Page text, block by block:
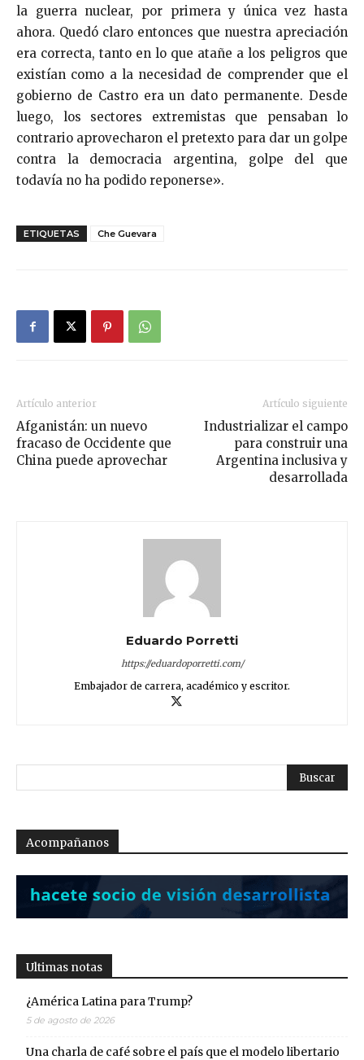
la guerra nuclear, por primera y única vez hasta
ahora. Quedó claro entonces que nuestra apreciación
era correcta, tanto en lo que atañe a los peligros que
existían como a la necesidad de comprender que el
gobierno de Castro era un dato permanente. Desde
luego, los sectores extremistas que pensaban lo
contrario aprovecharon el pretexto para dar un golpe
contra la democracia argentina, golpe del que
todavía no ha podido reponerse».
ETIQUETAS Che Guevara
Artículo anterior
Afganistán: un nuevo
fracaso de Occidente que
China puede aprovechar
Artículo siguiente
Industrializar el campo
para construir una
Argentina inclusiva y
desarrollada
Eduardo Porretti
https://eduardoporretti.com/
Embajador de carrera, académico y escritor.
Acompañanos
Ultimas notas
¿América Latina para Trump?
5 de agosto de 2026
Una charla de café sobre el país que el modelo libertario